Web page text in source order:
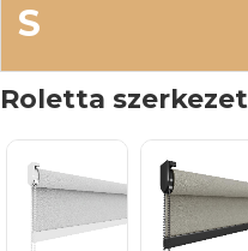
S
Roletta szerkezet